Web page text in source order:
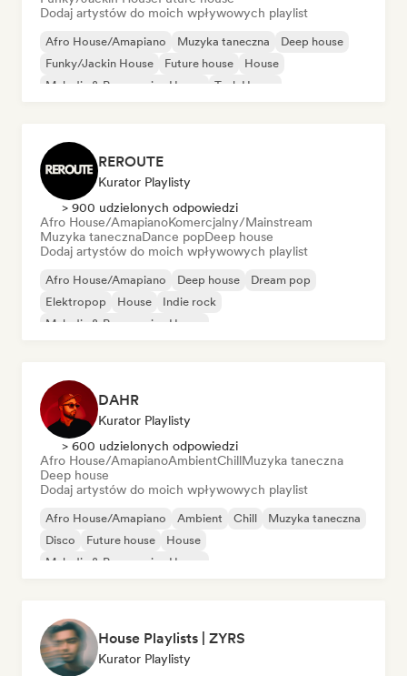
Dodaj artystów do moich wpływowych playlist
Afro House/Amapiano Muzyka taneczna
Deep house
Funky/Jackin House
Future house
House
Melodic & Progressive House
Tech House
REROUTE
Kurator Playlisty
> 900 udzielonych odpowiedzi
Afro House/AmapianoKomercjalny/Mainstream
Muzyka tanecznaDance popDeep house
Dodaj artystów do moich wpływowych playlist
Afro House/Amapiano Deep house
Dream pop
Elektropop
House
Indie rock
Melodic & Progressive House
DAHR
Kurator Playlisty
> 600 udzielonych odpowiedzi
Afro House/AmapianoAmbientChillMuzyka taneczna
Deep house
Dodaj artystów do moich wpływowych playlist
Afro House/Amapiano Ambient Chill
Muzyka taneczna
Disco
Future house
House
Melodic & Progressive House
House Playlists | ZYRS
Kurator Playlisty